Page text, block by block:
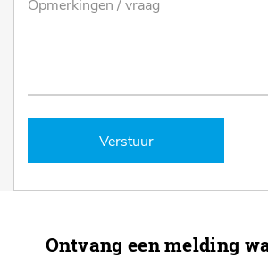
Verstuur
Ontvang een melding